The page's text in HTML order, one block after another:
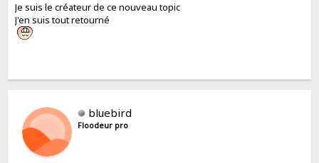
Je suis le créateur de ce nouveau topic
J'en suis tout retourné
bluebird
Floodeur pro